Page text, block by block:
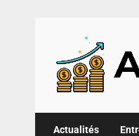
Actualités